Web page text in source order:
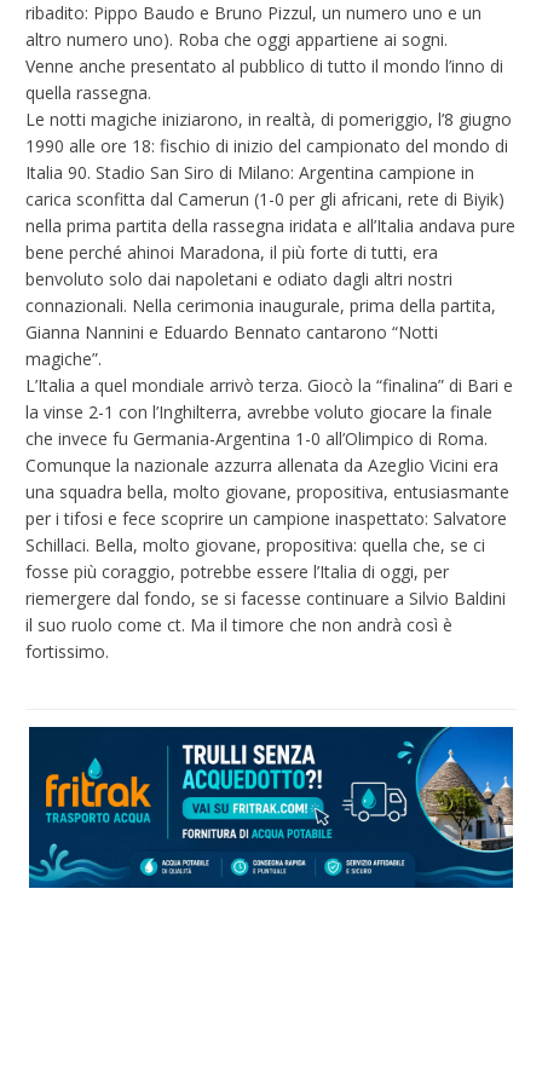
ribadito: Pippo Baudo e Bruno Pizzul, un numero uno e un
altro numero uno). Roba che oggi appartiene ai sogni.
Venne anche presentato al pubblico di tutto il mondo l’inno di
quella rassegna.
Le notti magiche iniziarono, in realtà, di pomeriggio, l’8 giugno
1990 alle ore 18: fischio di inizio del campionato del mondo di
Italia 90. Stadio San Siro di Milano: Argentina campione in
carica sconfitta dal Camerun (1-0 per gli africani, rete di Biyik)
nella prima partita della rassegna iridata e all’Italia andava pure
bene perché ahinoi Maradona, il più forte di tutti, era
benvoluto solo dai napoletani e odiato dagli altri nostri
connazionali. Nella cerimonia inaugurale, prima della partita,
Gianna Nannini e Eduardo Bennato cantarono “Notti
magiche”.
L’Italia a quel mondiale arrivò terza. Giocò la “finalina” di Bari e
la vinse 2-1 con l’Inghilterra, avrebbe voluto giocare la finale
che invece fu Germania-Argentina 1-0 all’Olimpico di Roma.
Comunque la nazionale azzurra allenata da Azeglio Vicini era
una squadra bella, molto giovane, propositiva, entusiasmante
per i tifosi e fece scoprire un campione inaspettato: Salvatore
Schillaci. Bella, molto giovane, propositiva: quella che, se ci
fosse più coraggio, potrebbe essere l’Italia di oggi, per
riemergere dal fondo, se si facesse continuare a Silvio Baldini
il suo ruolo come ct. Ma il timore che non andrà così è
fortissimo.